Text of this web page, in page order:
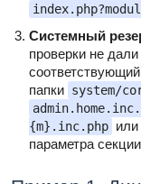
Системный
проверки не дали
папки system/
{m}.inc.php или
параметра секции